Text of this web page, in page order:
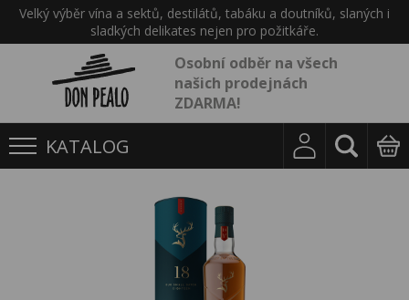
Velký výběr vína a sektů, destilátů, tabáku a doutníků, slaných i
sladkých delikates nejen pro požitkáře.
Osobní odběr na všech
našich prodejnách
ZDARMA!
KATALOG